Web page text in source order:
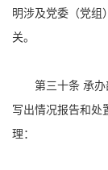
明涉及党委（党组
关。
第三十条 承
写出情况报告和处
理：